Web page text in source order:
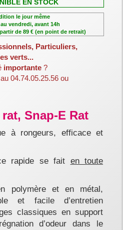
EN STOCK
le jour même
vendredi, avant 14h
de 89 € (en point de retrait)
Particuliers,
verts...
importante ?
au 04.74.05.25.56 ou
Snap-E Rat
à rongeurs, efficace et
rapide se fait en toute
polymère et en métal,
et facile d’entretien
classiques en support
d’odeur dans le